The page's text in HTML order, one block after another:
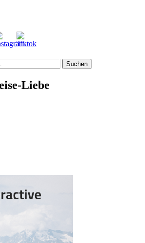
Suchen
Liebe